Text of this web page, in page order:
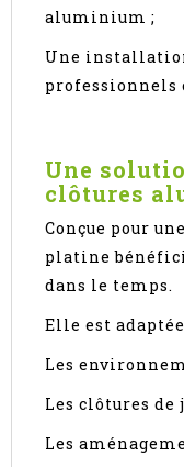
aluminium ;
Une
professionnels
Une
clôtures
Conçue pour
platine
dans le temps.
Elle est
Les
Les clôtures de
Les